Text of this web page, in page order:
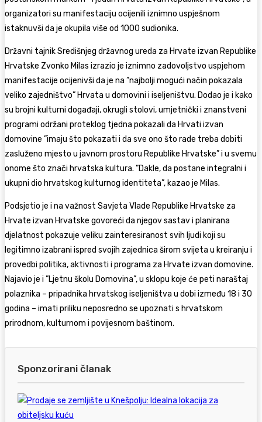
organizatori su manifestaciju ocijenili iznimno uspješnom
istaknuvši da je okupila više od 1000 sudionika.
Državni tajnik Središnjeg državnog ureda za Hrvate izvan Republike
Hrvatske Zvonko Milas izrazio je iznimno zadovoljstvo uspjehom
manifestacije ocijenivši da je na ”najbolji mogući način pokazala
veliko zajedništvo” Hrvata u domovini i iseljeništvu. Dodao je i kako
su brojni kulturni događaji, okrugli stolovi, umjetnički i znanstveni
programi održani proteklog tjedna pokazali da Hrvati izvan
domovine ”imaju što pokazati i da sve ono što rade treba dobiti
zasluženo mjesto u javnom prostoru Republike Hrvatske” i u svemu
onome što znači hrvatska kultura. ”Dakle, da postane integralni i
ukupni dio hrvatskog kulturnog identiteta”, kazao je Milas.
Podsjetio je i na važnost Savjeta Vlade Republike Hrvatske za
Hrvate izvan Hrvatske govoreći da njegov sastav i planirana
djelatnost pokazuje veliku zainteresiranost svih ljudi koji su
legitimno izabrani ispred svojih zajednica širom svijeta u kreiranju i
provedbi politika, aktivnosti i programa za Hrvate izvan domovine.
Najavio je i ”Ljetnu školu Domovina”, u sklopu koje će peti naraštaj
polaznika – pripadnika hrvatskog iseljeništva u dobi između 18 i 30
godina – imati priliku neposredno se upoznati s hrvatskom
prirodnom, kulturnom i povijesnom baštinom.
Sponzorirani članak